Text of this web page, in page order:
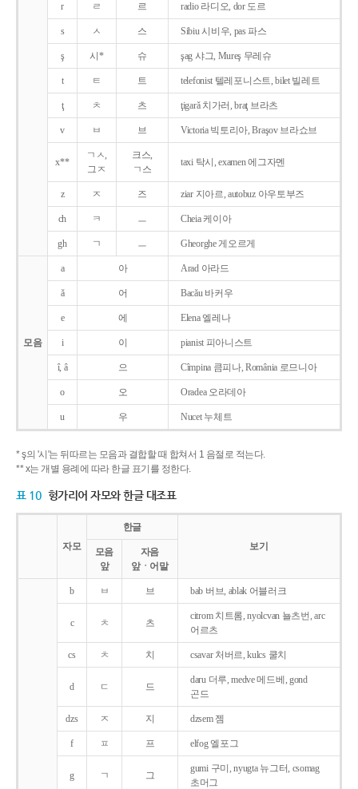
r ㄹ 르 radio 라디오, dor 도르
s ㅅ 스 Sibiu 시비우, pas 파스
ş 시* 슈 şag 샤그, Mureş 무레슈
t ㅌ 트 telefonist 텔레포니스트, bilet 빌레트
ţ ㅊ 츠 ţigarǎ 치가러, braţ 브라츠
v ㅂ 브 Victoria 빅토리아, Braşov 브라쇼브
x**
ㄱㅅ,
그ㅈ
크스,
ㄱ스
taxi 탁시, examen 에그자멘
z ㅈ 즈 ziar 지아르, autobuz 아우토부즈
ch ㅋ ㅡ Cheia 케이아
gh ㄱ ㅡ Gheorghe 게오르게
모음
a 아 Arad 아라드
ǎ 어 Bacǎu 바커우
e 에 Elena 엘레나
i 이 pianist 피아니스트
î, â 으 Cîmpina 큼피나, România 로므니아
o 오 Oradea 오라데아
u 우 Nucet 누체트
* ş의 '시'는 뒤따르는 모음과 결합할 때 합쳐서 1 음절로 적는다.
** x는 개별 용례에 따라 한글 표기를 정한다.
표 10 헝가리어 자모와 한글 대조표
자모
한글
보기
모음
앞
자음
앞ㆍ어말
b ㅂ 브 bab 버브, ablak 어블러크
c ㅊ 츠
citrom 치트롬, nyolcvan 뇰츠번, arc
어르츠
cs ㅊ 치 csavar 처버르, kulcs 쿨치
d ㄷ 드
daru 더루, medve 메드베, gond
곤드
dzs ㅈ 지 dzsem 젬
f ㅍ 프 elfog 엘포그
g ㄱ 그
gumi 구미, nyugta 뉴그터, csomag
초머그